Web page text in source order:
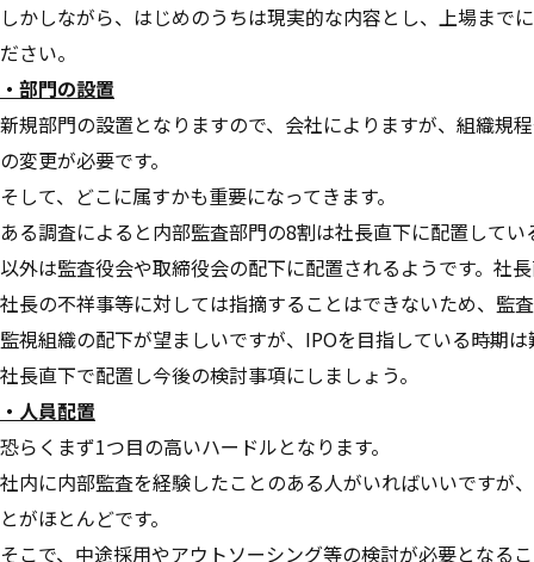
しかしながら、はじめのうちは現実的な内容とし、上場まで
ださい。
・部門の設置
新規部門の設置となりますので、会社によりますが、組織規
の変更が必要です。
そして、どこに属すかも重要になってきます。
ある調査によると内部監査部門の8割は社長直下に配置してい
以外は監査役会や取締役会の配下に配置されるようです。社
社長の不祥事等に対しては指摘することはできないため、監
監視組織の配下が望ましいですが、IPOを目指している時期
社長直下で配置し今後の検討事項にしましょう。
・人員配置
恐らくまず1つ目の高いハードルとなります。
社内に内部監査を経験したことのある人がいればいいですが
とがほとんどです。
そこで、中途採用やアウトソーシング等の検討が必要となる